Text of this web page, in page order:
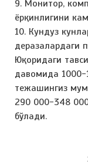
9. Монитор,
ёрқинлигини
10. Кундуз
деразалардаги
Юқоридаги
давомида 1000-
тежашингиз
290 000-348
бўлади.